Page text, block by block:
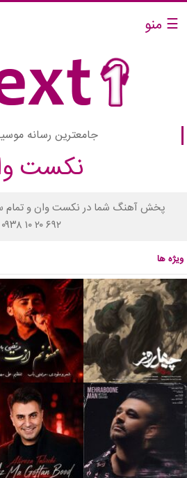
☰ منو
جامعترین رسانه
نکست
پخش آهنگ شما در نکست وان و تمام
۰۹۳۸ ۱۰ ۲۰ ۶۹۲
ویژه ها